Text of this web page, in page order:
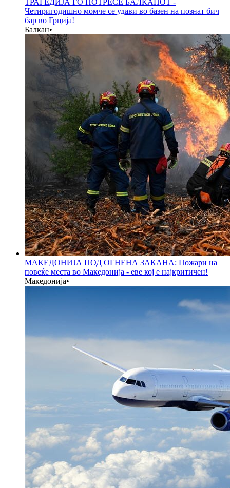
Четиригодишно момче се удави во базен на познат бич
бар во Грција!
Балкан•
МАКЕДОНИЈА ПОД ОГНЕНА ЗАКАНА: Пожари на
повеќе места во Македонија - еве кој е најкритичен!
Македонија•